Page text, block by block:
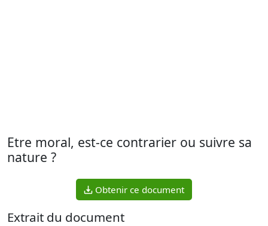
Etre moral, est-ce contrarier ou suivre sa
nature ?
Obtenir ce document
Extrait du document